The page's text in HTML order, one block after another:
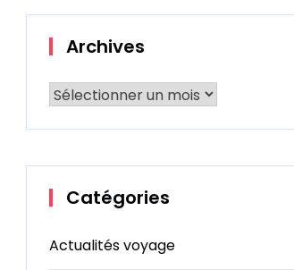
Archives
Catégories
Actualités voyage